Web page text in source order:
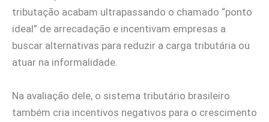
tributação acabam ultrapassando o chamado “ponto
ideal” de arrecadação e incentivam empresas a
buscar alternativas para reduzir a carga tributária ou
atuar na informalidade.
Na avaliação dele, o sistema tributário brasileiro
também cria incentivos negativos para o crescimento